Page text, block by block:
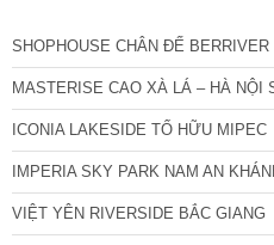
SHOPHOUSE CHÂN ĐẾ BERRIVER
MASTERISE CAO XÀ LÁ – HÀ NỘI
ICONIA LAKESIDE TỐ HỮU MIPEC
IMPERIA SKY PARK NAM AN
VIỆT YÊN RIVERSIDE BẮC GIANG